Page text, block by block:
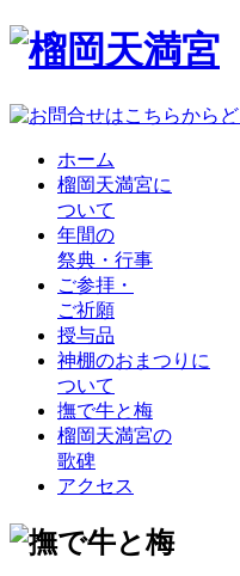
ホーム
榴岡天満宮に
ついて
年間の
祭典・行事
ご参拝・
ご祈願
授与品
神棚のおまつりに
ついて
撫で牛と梅
榴岡天満宮の
歌碑
アクセス